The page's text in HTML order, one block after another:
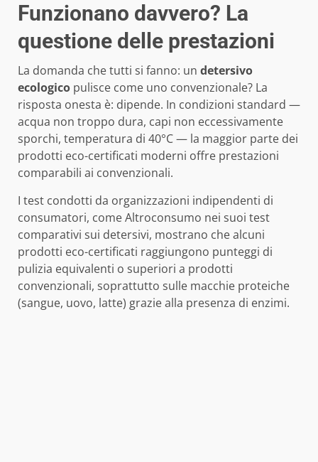
Funzionano davvero? La
questione delle prestazioni
La domanda che tutti si fanno: un detersivo
ecologico pulisce come uno convenzionale? La
risposta onesta è: dipende. In condizioni standard —
acqua non troppo dura, capi non eccessivamente
sporchi, temperatura di 40°C — la maggior parte dei
prodotti eco-certificati moderni offre prestazioni
comparabili ai convenzionali.
I test condotti da organizzazioni indipendenti di
consumatori, comeAltroconsumo nei suoi test
comparativi sui detersivi, mostrano che alcuni
prodotti eco-certificati raggiungono punteggi di
pulizia equivalenti o superiori a prodotti
convenzionali, soprattutto sulle macchie proteiche
(sangue, uovo, latte) grazie alla presenza di enzimi.